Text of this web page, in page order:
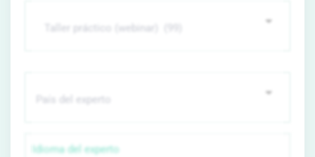
Idioma del experto